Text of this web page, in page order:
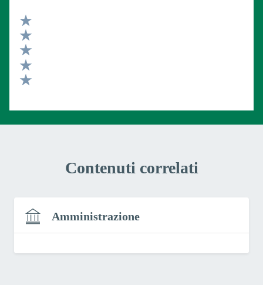
Valuta 5 stelle su 5
Valuta 4 stelle su 5
Valuta 3 stelle su 5
Valuta 2 stelle su 5
Contenuti correlati
Amministrazione